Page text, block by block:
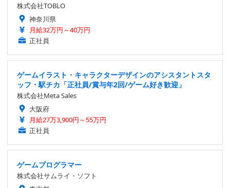
株式会社TOBLO
神奈川県
月給32万円～40万円
正社員
ゲームイラスト・キャラクターデザインのアシスタントスタ
ッフ・駅チカ「正社員/賞与年2回/ゲーム好き歓迎」
株式会社Meta Sales
大阪府
月給27万3,900円～55万円
正社員
ゲームプログラマー
株式会社サムライ・ソフト